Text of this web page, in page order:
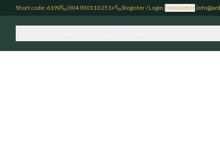
|
Newsletter
|
Register / Login
|
+251 930110 004
|
Short code: 6190